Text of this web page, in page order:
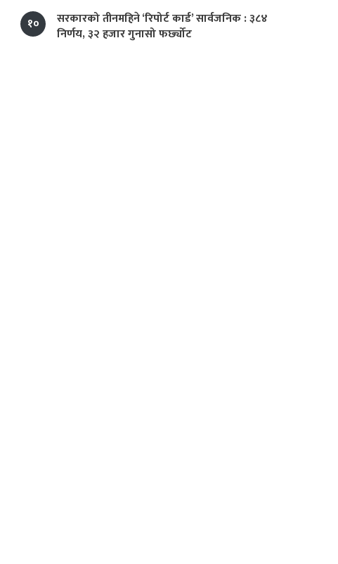
१०
सरकारको तीनमहिने ‘रिपोर्ट कार्ड’ सार्वजनिक : ३८४
निर्णय, ३२ हजार गुनासो फर्छ्योट